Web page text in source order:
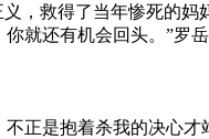
救得了当年惨死的妈
还有机会回头。”罗岳
是抱着杀我的决心才